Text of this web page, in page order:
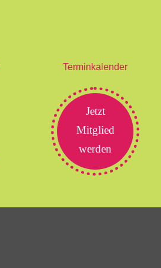
Terminkalender
Jetzt
Mitglied
werden